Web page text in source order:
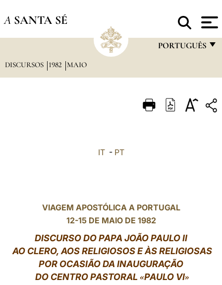
A SANTA SÉ
PORTUGUÊS
ITALIANO
LATINE
DISCURSOS 1982 MAIO
IT- PT
VIAGEM APOSTÓLICA A PORTUGAL
12-15 DE MAIO DE 1982
DISCURSO DO PAPA JOÃO PAULO II
AO CLERO, AOS RELIGIOSOS E ÀS RELIGIOSAS
POR OCASIÃO DA INAUGURAÇÃO
DO CENTRO PASTORAL «PAULO VI»